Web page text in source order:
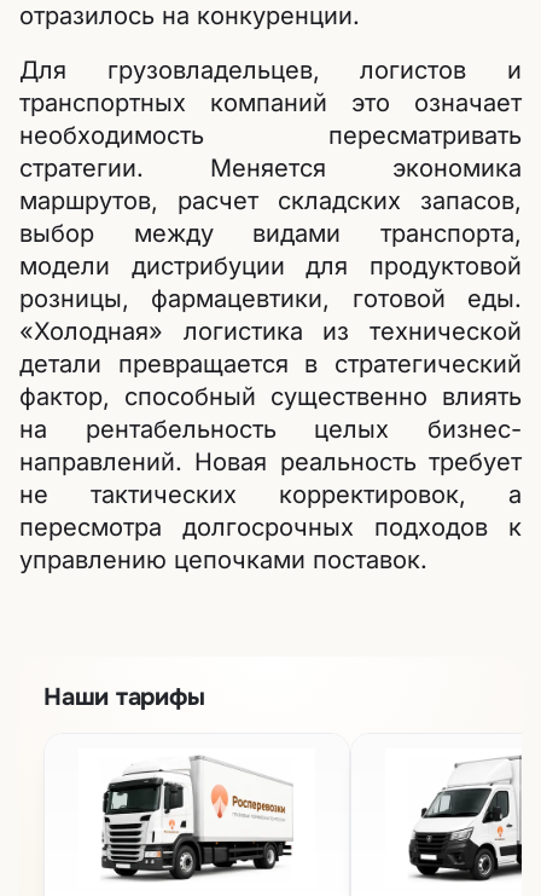
отразилось на конкуренции.
Для грузовладельцев, логистов и
транспортных компаний это означает
необходимость пересматривать
стратегии. Меняется экономика
маршрутов, расчет складских запасов,
выбор между видами транспорта,
модели дистрибуции для продуктовой
розницы, фармацевтики, готовой еды.
«Холодная» логистика из технической
детали превращается в стратегический
фактор, способный существенно влиять
на рентабельность целых бизнес-
направлений. Новая реальность требует
не тактических корректировок, а
пересмотра долгосрочных подходов к
управлению цепочками поставок.
Наши тарифы